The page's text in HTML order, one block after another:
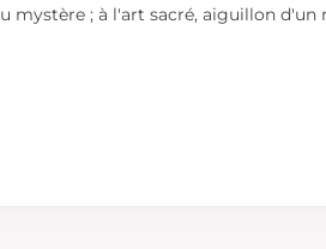
mystère ; à l'art sacré, aiguillon d'un